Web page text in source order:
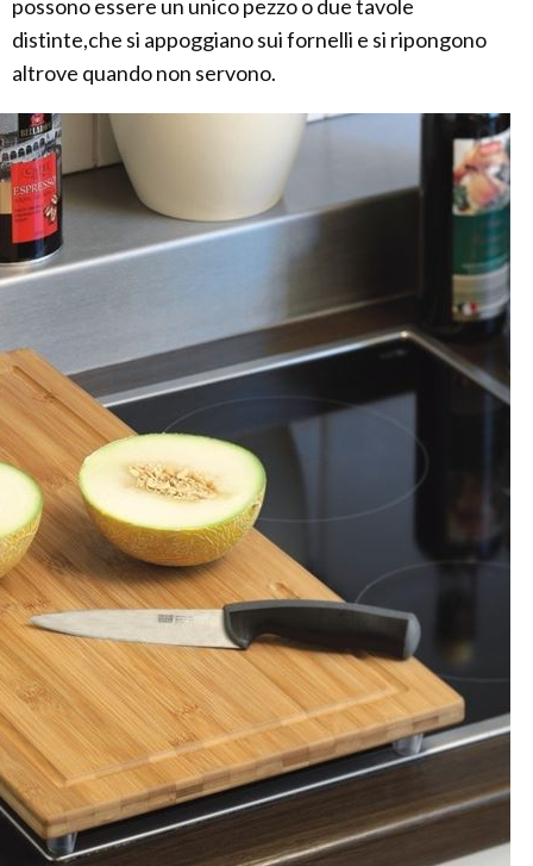
possono essere un unico pezzo o due tavole
distinte,che si appoggiano sui fornelli e si ripongono
altrove quando non servono.